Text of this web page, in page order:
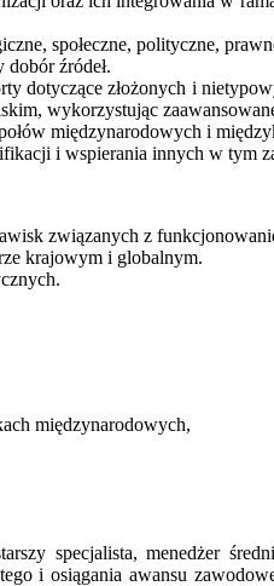
społeczne, polityczne,
źródeł.
dotyczące złożonych i
wykorzystując
międzynarodowych i
i wspierania innych w tym
związanych z
krajowym i globalnym.
międzynarodowych,
specjalista, menedżer
i osiągania awansu